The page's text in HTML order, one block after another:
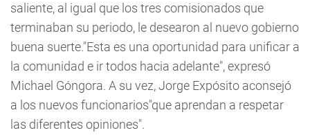
saliente, al igual que los tres comisionados que
terminaban su periodo, le desearon al nuevo gobierno
buena suerte."Esta es una oportunidad para unificar a
la comunidad e ir todos hacia adelante", expresó
Michael Góngora. A su vez, Jorge Expósito aconsejó
a los nuevos funcionarios"que aprendan a respetar
las diferentes opiniones".